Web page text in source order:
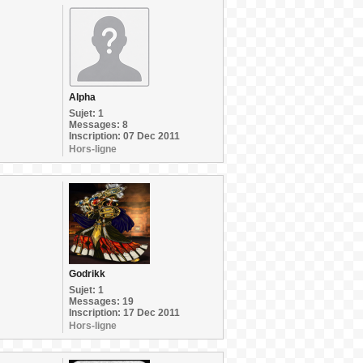
Alpha
Sujet: 1
Messages: 8
Inscription: 07 Dec 2011
Hors-ligne
Godrikk
Sujet: 1
Messages: 19
Inscription: 17 Dec 2011
Hors-ligne